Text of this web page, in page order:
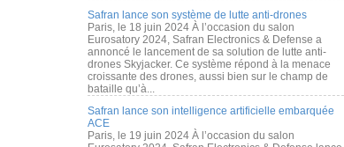
Safran lance son système de lutte anti-drones
Paris, le 18 juin 2024 À l’occasion du salon
Eurosatory 2024, Safran Electronics & Defense a
annoncé le lancement de sa solution de lutte anti-
drones Skyjacker. Ce système répond à la menace
croissante des drones, aussi bien sur le champ de
bataille qu’à...
Safran lance son intelligence artificielle embarquée
ACE
Paris, le 19 juin 2024 À l’occasion du salon